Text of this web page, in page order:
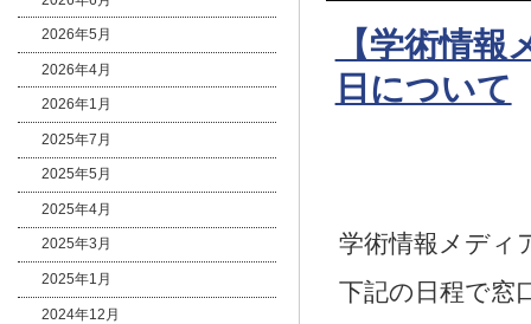
【学術情
日について
学術情報メディ
下記の日程で窓
2026年5月
2026年4月
2026年1月
2025年7月
2025年5月
2025年4月
2025年3月
2025年1月
2024年12月